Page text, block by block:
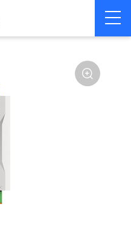
LoRa wirelss modem
